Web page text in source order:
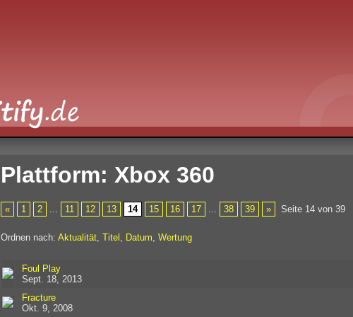
Plattform: Xbox 360
« 1 2 11 12 13 14 15 16 17 38 39 » Seite 14 von 39
Ordnen nach: Aktualität Titel Datum Wertung
Foul Play
Sept. 18, 2013
Fracture
Okt. 9, 2008